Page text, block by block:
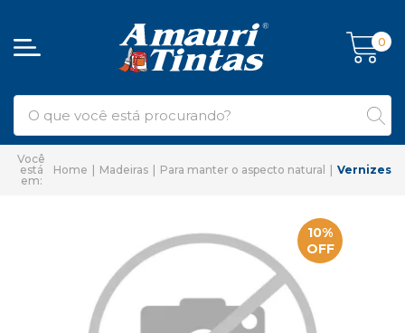
0
Home Madeiras Para manter o aspecto natural Vernizes
10%
OFF